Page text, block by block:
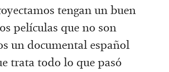
tengan un buen
películas que no son
un documental español
trata todo lo que pasó